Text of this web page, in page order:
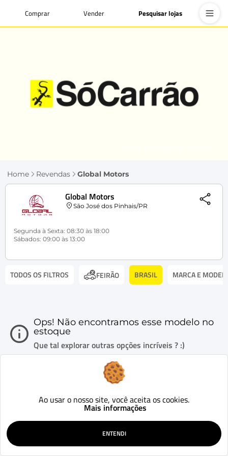
Comprar Vender Pesquisar lojas
Home Revendas Global Motors
Global Motors
São José dos Pinhais/PR
Segunda à Sexta: 08:30 às 18:00
Sábados: 09:00 às 13:00
TODOS OS FILTROS FEIRÃO BRASIL MARCA E
Ops! Não encontramos esse modelo no
estoque
Que tal explorar outras opções incríveis ? :)
Ao usar o nosso site, você aceita os cookies.
Mais informações
ENTENDI